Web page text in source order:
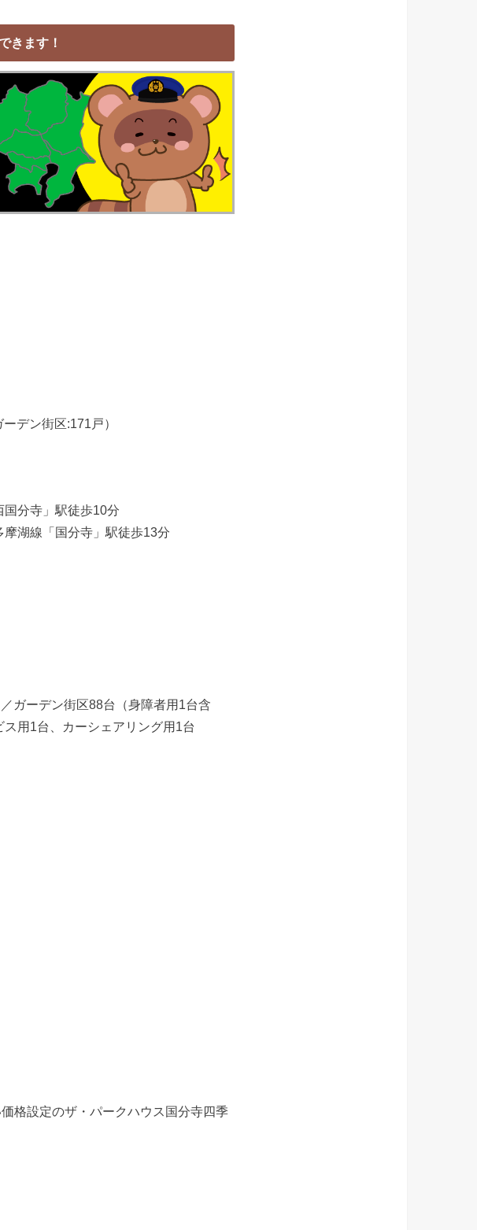
きます！
デン街区:171戸）
国分寺」駅徒歩10分
摩湖線「国分寺」駅徒歩13分
ガーデン街区88台（身障者用1台含
用1台、カーシェアリング用1台
格設定のザ・パークハウス国分寺四季